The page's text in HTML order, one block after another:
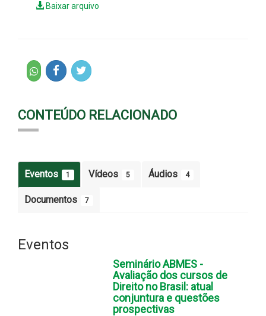
Baixar arquivo
CONTEÚDO RELACIONADO
Eventos 1 Vídeos 5 Áudios 4
Documentos 7
Eventos
Seminário ABMES -
Avaliação dos cursos de
Direito no Brasil: atual
conjuntura e questões
prospectivas